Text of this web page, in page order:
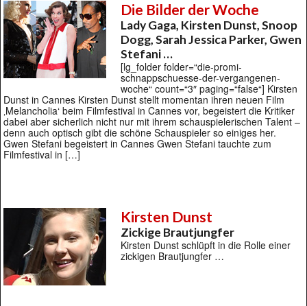
Die Bilder der Woche
Lady Gaga, Kirsten Dunst, Snoop
Dogg, Sarah Jessica Parker, Gwen
Stefani …
[lg_folder folder=“die-promi-
schnappschuesse-der-vergangenen-
woche“ count=“3″ paging=“false“] Kirsten
Dunst in Cannes Kirsten Dunst stellt momentan ihren neuen Film
‚Melancholia‘ beim Filmfestival in Cannes vor, begeistert die Kritiker
dabei aber sicherlich nicht nur mit ihrem schauspielerischen Talent –
denn auch optisch gibt die schöne Schauspieler so einiges her.
Gwen Stefani begeistert in Cannes Gwen Stefani tauchte zum
Filmfestival in […]
Kirsten Dunst
Zickige Brautjungfer
Kirsten Dunst schlüpft in die Rolle einer
zickigen Brautjungfer …